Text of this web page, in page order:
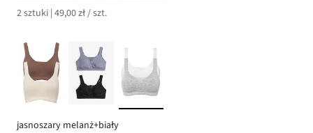
2 sztuki | 49,00 zł / szt.
jasnoszary melanż+biały